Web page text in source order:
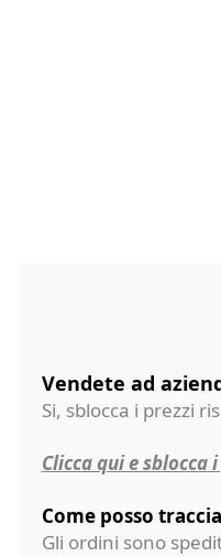
Vendete ad
Si, sblocca i prezzi
Clicca qui e sblocca
Come posso
Gli ordini sono